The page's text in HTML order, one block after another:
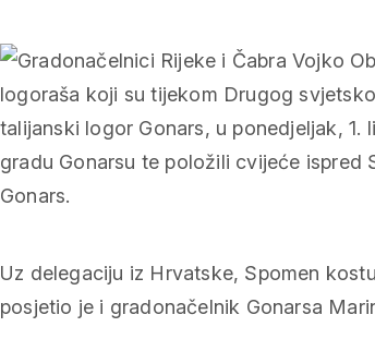
Uz delegaciju iz Hrvatske, Spomen
posjetio je i gradonačelnik Gonarsa